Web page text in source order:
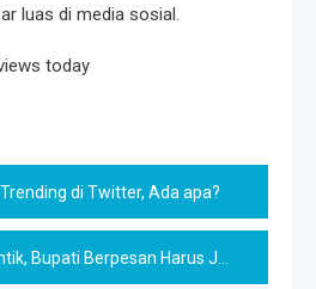
luas di media sosial.
today
di Twitter, Ada apa?
Berpesan Harus Jadi Agen Perubahan